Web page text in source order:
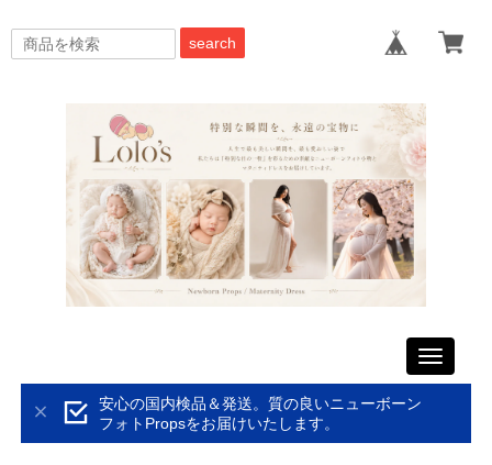
search
Toggle
安心の国内検品＆発送。質の良いニューボーン
フォトPropsをお届けいたします。